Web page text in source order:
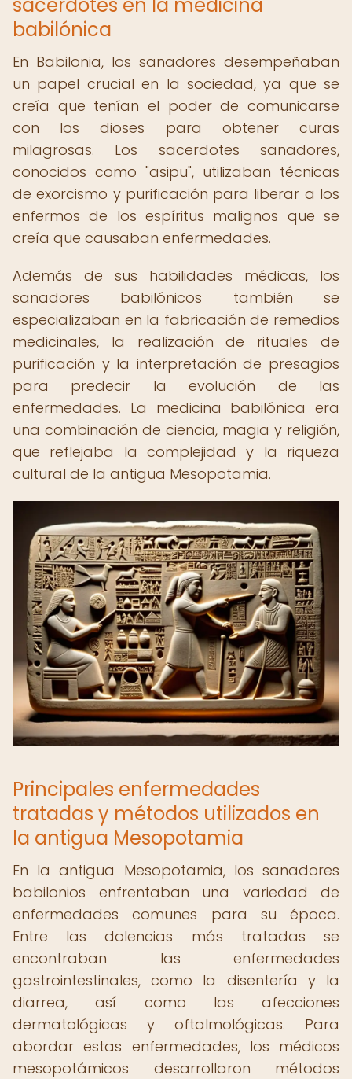
babilónica
En Babilonia, los sanadores desempeñaban
un papel crucial en la sociedad, ya que se
creía que tenían el poder de comunicarse
con los dioses para obtener curas
milagrosas. Los sacerdotes sanadores,
conocidos como "asipu", utilizaban técnicas
de exorcismo y purificación para liberar a los
enfermos de los espíritus malignos que se
creía que causaban enfermedades.
Además de sus habilidades médicas, los
sanadores babilónicos también se
especializaban en la fabricación de remedios
medicinales, la realización de rituales de
purificación y la interpretación de presagios
para predecir la evolución de las
enfermedades. La medicina babilónica era
una combinación de ciencia, magia y religión,
que reflejaba la complejidad y la riqueza
cultural de la antigua Mesopotamia.
Principales enfermedades
tratadas y métodos utilizados en
la antigua Mesopotamia
En la antigua Mesopotamia, los sanadores
babilonios enfrentaban una variedad de
enfermedades comunes para su época.
Entre las dolencias más tratadas se
encontraban las enfermedades
gastrointestinales, como la disentería y la
diarrea, así como las afecciones
dermatológicas y oftalmológicas. Para
abordar estas enfermedades, los médicos
mesopotámicos desarrollaron métodos